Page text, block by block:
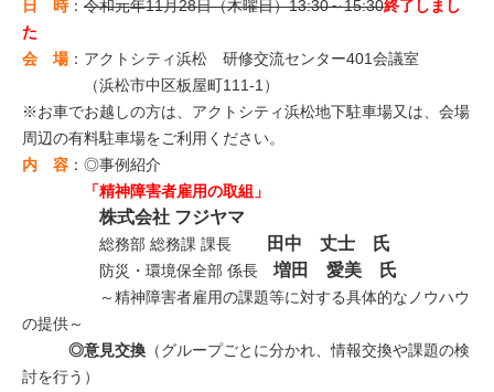
日 時： 令和元年11月28日（木曜日）13:30～15:30終了しまし
た
会 場：アクトシティ浜松 研修交流センター401会議室
（浜松市中区板屋町111-1）
※お車でお越しの方は、アクトシティ浜松地下駐車場又は、会場
周辺の有料駐車場をご利用ください。
内 容 ：◎事例紹介
「精神障害者雇用の取組」
株式会社 フジヤマ
総務部 総務課 課長 田中 丈士 氏
防災・環境保全部 係長 増田 愛美 氏
～精神障害者雇用の課題等に対する具体的なノウハウ
の提供～
◎意見交換 （グループごとに分かれ、情報交換や課題の検
討を行う）